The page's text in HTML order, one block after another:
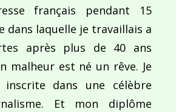
français pendant 15
dans laquelle je travaillais a
après plus de 40 ans
malheur est né un rêve. Je
dans une célèbre
Et mon diplôme